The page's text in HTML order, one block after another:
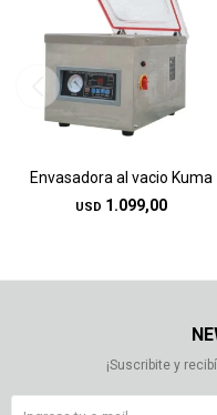
Envasadora al vacio Kuma
USD 1.099,00
¡Suscribite y